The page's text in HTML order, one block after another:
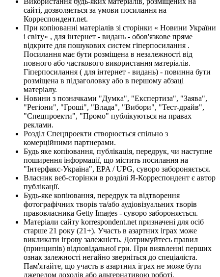
сайті, дозволяється за умови посилання на
Корреспондент.net.
При копіюванні матеріалів зі сторінки « Новини України
і світу» , для інтернет - видань - обов'язкове пряме
відкрите для пошукових систем гіперпосилання .
Посилання має бути розміщена в незалежності від
повного або часткового використання матеріалів.
Гіперпосилання ( для інтернет - видань) - повинна бути
розміщена в підзаголовку або в першому абзаці
матеріалу.
Новини з позначками "Думка", "Експертиза", "Заява",
"Регіони", "Гроші", "Влада", "Вибори", "Тест-драйв",
"Спецпроекти", "Промо" публікуються на правах
реклами.
Розділ Спецпроекти створюється спільно з
комерційними партнерами.
Будь яке копіювання, публікація, передрук, чи наступне
поширення інформації, що містить посилання на
"Інтерфакс-Україна", EPA / UPG, суворо забороняється.
Власник веб-сторінки в розділі Я-Корреспондент є автор
публікації.
Будь-яке копіювання, передрук та відтворення
фотографічних творів та/або аудіовізуальних творів
правовласника Getty Images - суворо забороняється.
Матеріали сайту korrespondent.net призначені для осіб
старше 21 року (21+). Участь в азартних іграх може
викликати ігрову залежність. Дотримуйтесь правил
(принципів) відповідальної гри. При виявленні перших
ознак залежності негайно зверніться до спеціаліста.
Пам'ятайте, що участь в азартних іграх не може бути
джерелом доходів або альтернативою роботі.